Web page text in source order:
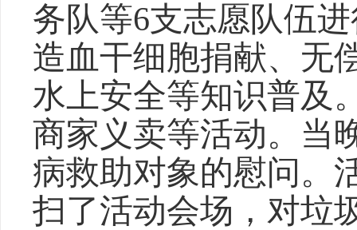
务队等6支志愿队伍
造血干细胞捐献、无
水上安全等知识普及
商家义卖等活动。当
病救助对象的慰问 。
扫了活动会场，对垃